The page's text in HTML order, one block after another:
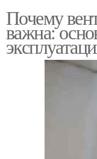
Почему
важна: